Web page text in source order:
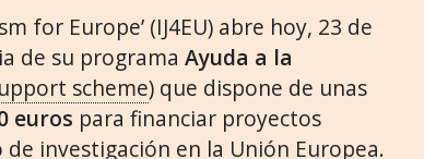
for Europe’ (IJ4EU) abre hoy, 23 de
de su programaAyuda a la
scheme) que dispone de unas
euros para financiar proyectos
investigación en la Unión Europea.